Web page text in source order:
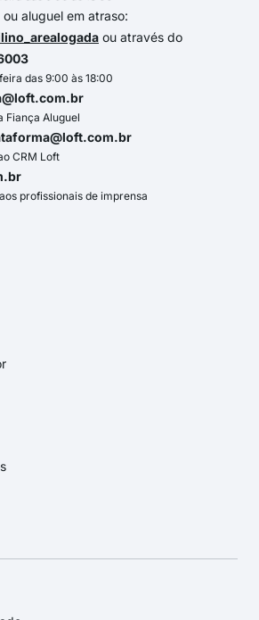
aluguel em atraso:
ou através do
das 9:00 às 18:00
Fiança Aluguel
CRM Loft
profissionais de imprensa